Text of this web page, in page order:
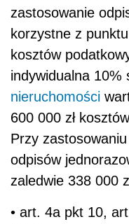
zastosowanie
korzystne z
kosztów
indywidualna 10%
nieruchomości
600 000 zł
Przy
odpisów
zaledwie 338 000
• art. 4a pkt 10,